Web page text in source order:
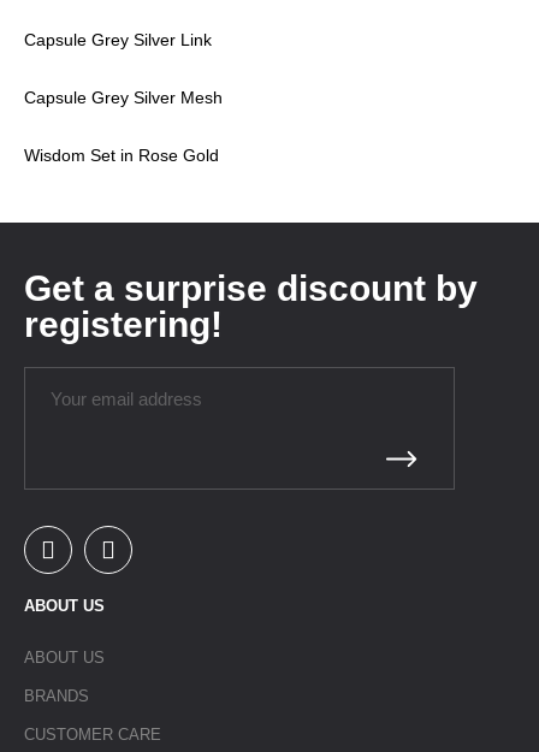
Capsule Grey Silver Link
Capsule Grey Silver Mesh
Wisdom Set in Rose Gold
Get a surprise discount by
registering!
ABOUT US
ABOUT US
BRANDS
CUSTOMER CARE